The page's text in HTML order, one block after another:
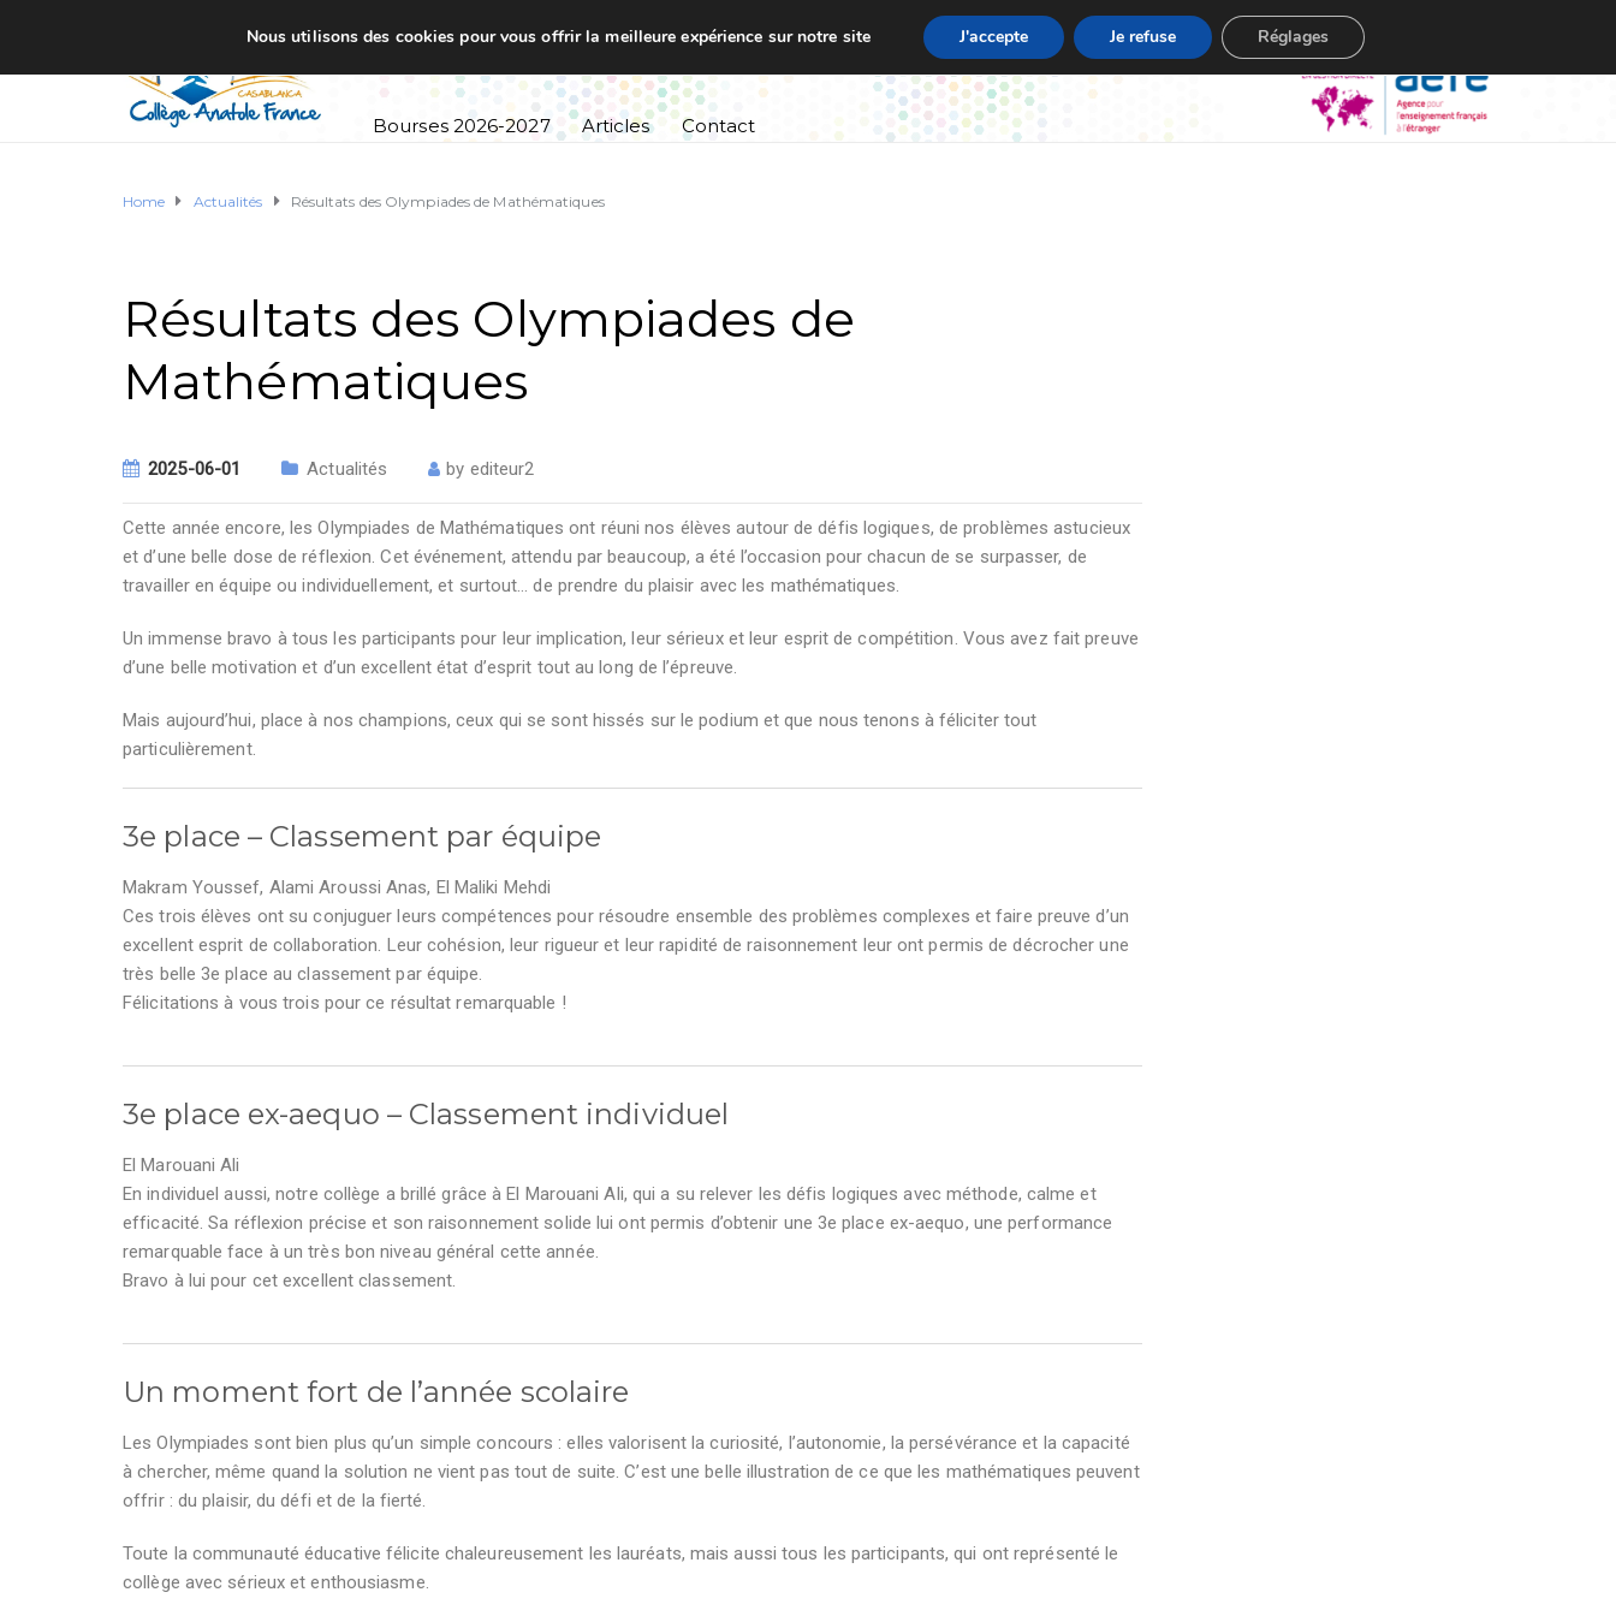
Cursus scolaire
Bourses 2026-2027 Articles Contact
Home Actualités Résultats des Olympiades de Mathématiques
Résultats des Olympiades de
Mathématiques
2025-06-01 Actualités by editeur2
Cette année encore, les Olympiades de Mathématiques ont réuni nos élèves autour de défis logiques, de problèmes astucieux
et d’une belle dose de réflexion. Cet événement, attendu par beaucoup, a été l’occasion pour chacun de se surpasser, de
travailler en équipe ou individuellement, et surtout… de prendre du plaisir avec les mathématiques.
Un immense bravo à tous les participants pour leur implication, leur sérieux et leur esprit de compétition. Vous avez fait preuve
d’une belle motivation et d’un excellent état d’esprit tout au long de l’épreuve.
Mais aujourd’hui, place à nos champions, ceux qui se sont hissés sur le podium et que nous tenons à féliciter tout
particulièrement.
3e place – Classement par équipe
Makram Youssef, Alami Aroussi Anas, El Maliki Mehdi
Ces trois élèves ont su conjuguer leurs compétences pour résoudre ensemble des problèmes complexes et faire preuve d’un
excellent esprit de collaboration. Leur cohésion, leur rigueur et leur rapidité de raisonnement leur ont permis de décrocher une
très belle 3e place au classement par équipe.
Félicitations à vous trois pour ce résultat remarquable !
3e place ex-aequo – Classement individuel
El Marouani Ali
En individuel aussi, notre collège a brillé grâce à El Marouani Ali, qui a su relever les défis logiques avec méthode, calme et
efficacité. Sa réflexion précise et son raisonnement solide lui ont permis d’obtenir une 3e place ex-aequo, une performance
remarquable face à un très bon niveau général cette année.
Bravo à lui pour cet excellent classement.
Un moment fort de l’année scolaire
Les Olympiades sont bien plus qu’un simple concours : elles valorisent la curiosité, l’autonomie, la persévérance et la capacité
à chercher, même quand la solution ne vient pas tout de suite. C’est une belle illustration de ce que les mathématiques peuvent
offrir : du plaisir, du défi et de la fierté.
Toute la communauté éducative félicite chaleureusement les lauréats, mais aussi tous les participants, qui ont représenté le
collège avec sérieux et enthousiasme.
Nous utilisons des cookies pour vous offrir la meilleure expérience sur notre site J'accepte Je refuse Réglages